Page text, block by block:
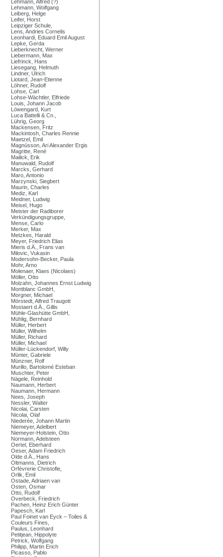
Lehmann, Alfred (?)
Lehmann, Wolfgang
Leiberg, Helge
Leifer, Horst
Leipziger Schule,
Lens, Andries Cornelis
Leonhardi, Eduard Emil August
Lepke, Gerda
Lieberknecht, Werner
Liebermann, Max
Liefrinck, Hans
Liesegang, Helmuth
Lindner, Ulrich
Liotard, Jean-Etienne
Löhner, Rudolf
Lohse, Carl
Lohse-Wächtler, Elfriede
Louis, Johann Jacob
Löwengard, Kurt
Luca Battelli & Cn.,
Lührig, Georg
Mackensen, Fritz
Mackintosh, Charles Rennie
Maetzel, Emil
Magnússon, Ari Alexander Ergis
Magritte, René
Mailick, Erik
Manuwald, Rudolf
Marcks, Gerhard
Maro, Antonio
Marzynski, Siegbert
Maurin, Charles
Mediz, Karl
Meidner, Ludwig
Meisel, Hugo
Meister der Radiborer
Verkündigungsgruppe,
Mense, Carlo
Merker, Max
Metzkes, Harald
Meyer, Friedrich Elias
Mieris d.Ä., Frans van
Milovic, Vukasin
Modersohn-Becker, Paula
Mohr, Arno
Molenaer, Klaes (Nicolaes)
Möller, Otto
Molzahn, Johannes Ernst Ludwig
Montblanc GmbH,
Morgner, Michael
Mörstedt, Alfred Traugott
Mostaert d.Ä., Gillis
Mühle-Glashütte GmbH,
Mühlig, Bernhard
Müller, Herbert
Müller, Wilhelm
Müller, Richard
Müller, Michael
Müller-Lückendorf, Willy
Münter, Gabriele
Münzner, Rolf
Murillo, Bartolomé Esteban
Muschter, Peter
Nägele, Reinhold
Naumann, Herbert
Naumann, Hermann
Nees, Joseph
Nessler, Walter
Nicolai, Carsten
Nicolai, Olaf
Niederée, Johann Martin
Niemeyer, Adelbert
Niemeyer-Holstein, Otto
Normann, Adelsteen
Oertel, Eberhard
Oeser, Adam Friedrich
Olde d.Ä., Hans
Oltmanns, Dietrich
Orfèvrerie Christofle,
Orlik, Emil
Ostade, Adriaen van
Osten, Osmar
Otto, Rudolf
Overbeck, Friedrich
Pachen, Heinz Erich Günter
Papesch, Karl
Paul Foinet van Eyck – Toiles &
Couleurs Fines,
Paulus, Leonhard
Petitjean, Hippolyte
Petrick, Wolfgang
Philipp, Martin Erich
Picasso, Pablo